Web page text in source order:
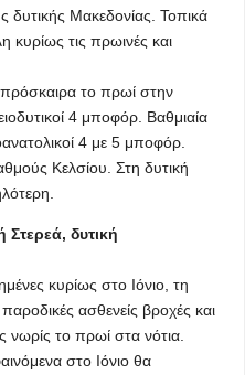
δυτικής Μακεδονίας. Τοπικά
κυρίως τις πρωινές και
πρόσκαιρα το πρωί στην
4 μποφόρ. Βαθμιαία
4 με 5 μποφόρ.
Κελσίου. Στη δυτική
Στερεά, δυτική
κυρίως στο Ιόνιο, τη
ασθενείς βροχές και
νωρίς το πρωί στα νότια.
στο Ιόνιο θα